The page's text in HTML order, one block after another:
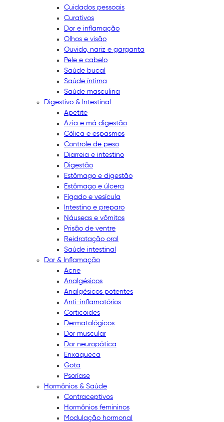
Cuidados pessoais
Curativos
Dor e inflamação
Olhos e visão
Ouvido, nariz e garganta
Pele e cabelo
Saúde bucal
Saúde íntima
Saúde masculina
Digestivo & Intestinal
Apetite
Azia e má digestão
Cólica e espasmos
Controle de peso
Diarreia e intestino
Digestão
Estômago e digestão
Estômago e úlcera
Fígado e vesícula
Intestino e preparo
Náuseas e vômitos
Prisão de ventre
Reidratação oral
Saúde intestinal
Dor & Inflamação
Acne
Analgésicos
Analgésicos potentes
Anti-inflamatórios
Corticoides
Dermatológicos
Dor muscular
Dor neuropática
Enxaqueca
Gota
Psoríase
Hormônios & Saúde
Contraceptivos
Hormônios femininos
Modulação hormonal